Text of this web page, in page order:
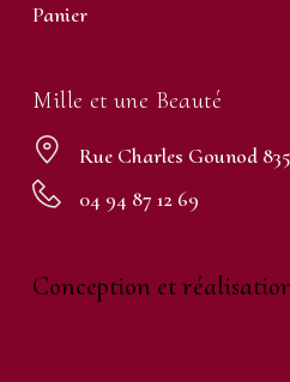
Panier
Mille et une Beauté
Rue Charles Gounod
04 94 87 12 69
Conception et